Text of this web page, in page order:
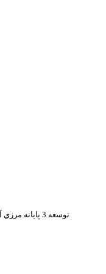
توسعه 3 پايانه مرزي آذربايجان‌غربي کليد خورد